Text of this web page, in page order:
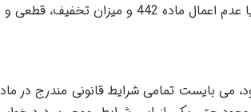
حکم دادگاه در خصوص اعمال یا عدم اعمال ماده 442 و میزان تخفیف، قطعی و